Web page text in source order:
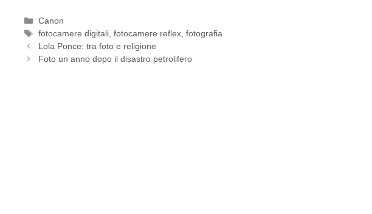
Categorie
Canon
Tag
fotocamere digitali,fotocamere reflex,fotografia
Lola Ponce: tra foto e religione
Foto un anno dopo il disastro petrolifero